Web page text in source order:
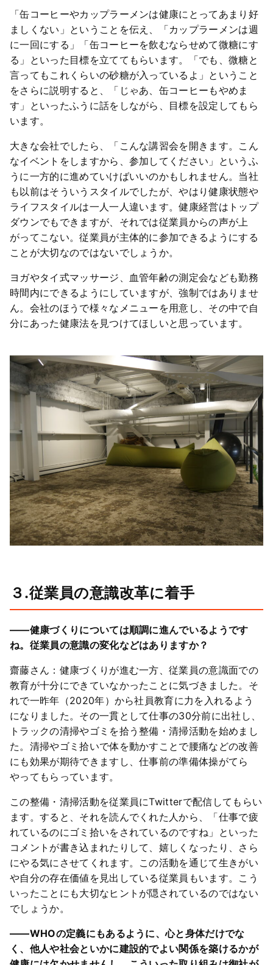
「缶コーヒーやカップラーメンは健康にとってあまり好
ましくない」ということを伝え、「カップラーメンは週
に一回にする」「缶コーヒーを飲むならせめて微糖にす
る」といった目標を立ててもらいます。「でも、微糖と
言ってもこれくらいの砂糖が入っているよ」ということ
をさらに説明すると、「じゃあ、缶コーヒーもやめま
す」といったふうに話をしながら、目標を設定してもら
います。
大きな会社でしたら、「こんな講習会を開きます。こん
なイベントをしますから、参加してください」というふ
うに一方的に進めていけばいいのかもしれません。当社
も以前はそういうスタイルでしたが、やはり健康状態や
ライフスタイルは一人一人違います。健康経営はトップ
ダウンでもできますが、それでは従業員からの声が上
がってこない。従業員が主体的に参加できるようにする
ことが大切なのではないでしょうか。
ヨガやタイ式マッサージ、血管年齢の測定会なども勤務
時間内にできるようにしていますが、強制ではありませ
ん。会社のほうで様々なメニューを用意し、その中で自
分にあった健康法を見つけてほしいと思っています。
３.従業員の意識改革に着手
――健康づくりについては順調に進んでいるようです
ね。従業員の意識の変化などはありますか？
齋藤さん：健康づくりが進む一方、従業員の意識面での
教育が十分にできていなかったことに気づきました。そ
れで一昨年（2020年）から社員教育に力を入れるよう
になりました。その一貫として仕事の30分前に出社し、
トラックの清掃やゴミを拾う整備・清掃活動を始めまし
た。清掃やゴミ拾いで体を動かすことで腰痛などの改善
にも効果が期待できますし、仕事前の準備体操がてら
やってもらっています。
この整備・清掃活動を従業員にTwitterで配信してもらい
ます。すると、それを読んでくれた人から、「仕事で疲
れているのにゴミ拾いをされているのですね」といった
コメントが書き込まれたりして、嬉しくなったり、さら
にやる気にさせてくれます。この活動を通じて生きがい
や自分の存在価値を見出している従業員もいます。こう
いったことにも大切なヒントが隠されているのではない
でしょうか。
――WHOの定義にもあるように、心と身体だけでな
く、他人や社会といかに建設的でよい関係を築けるかが